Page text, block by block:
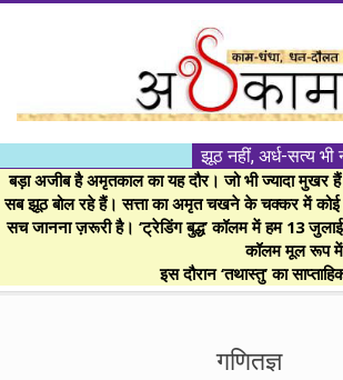
।।
अर्थकाम।।
BE
FINANCIALLY
झूठ नहीं, अर्ध-सत्य
बड़ा अजीब है अमृतकाल का यह दौर। जो भी ज्यादा
सब झूठ बोल रहे हैं। सत्ता का अमृत चखने के चक्कर में कोई
सच जानना ज़रूरी है। ‘ट्रेडिंग बुद्ध’ कॉलम में हम 13
कॉलम मूल रूप
इस दौरान ‘तथास्तु’ का
गणितज्ञ